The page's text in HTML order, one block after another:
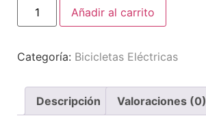
Añadir al carrito
Categoría: Bicicletas Eléctricas
Descripción Valoraciones (0)